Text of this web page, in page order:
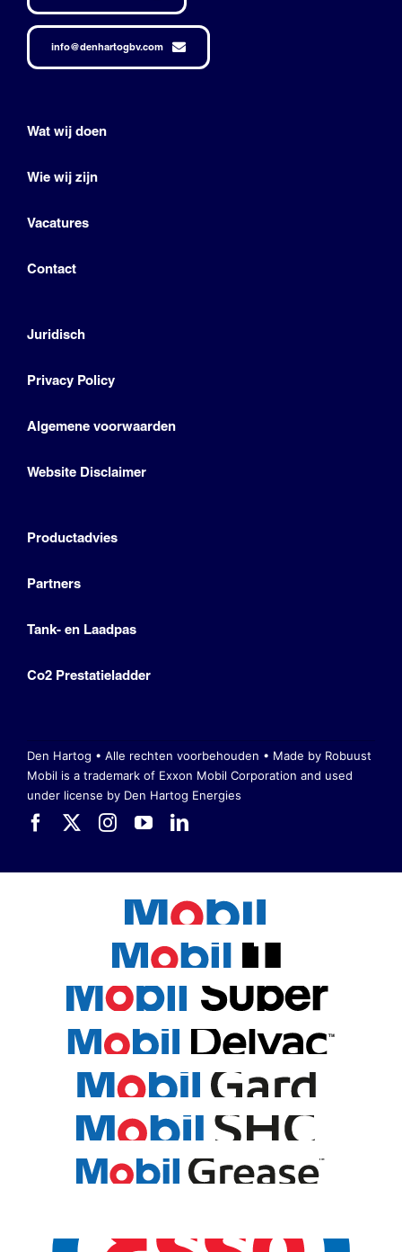
info@denhartogbv.com
Wat wij doen
Wie wij zijn
Vacatures
Contact
Juridisch
Privacy Policy
Algemene voorwaarden
Website Disclaimer
Productadvies
Partners
Tank- en Laadpas
Co2 Prestatieladder
Den Hartog • Alle rechten voorbehouden • Made by Robuust
Mobil is a trademark of Exxon Mobil Corporation and used
under license by Den Hartog Energies